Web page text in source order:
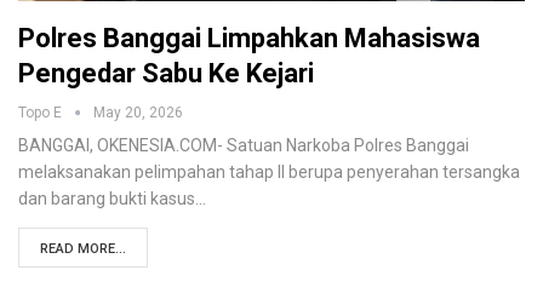
Polres Banggai Limpahkan Mahasiswa
Pengedar Sabu Ke Kejari
Topo E May 20, 2026
BANGGAI, OKENESIA.COM- Satuan Narkoba Polres Banggai
melaksanakan pelimpahan tahap II berupa penyerahan tersangka
dan barang bukti kasus…
READ MORE...